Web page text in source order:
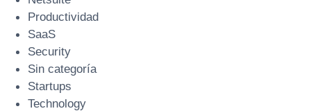
Productividad
SaaS
Security
Sin categoría
Startups
Technology